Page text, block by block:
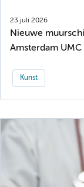
23 juli 2026
Nieuwe
Amsterdam UMC
Kunst